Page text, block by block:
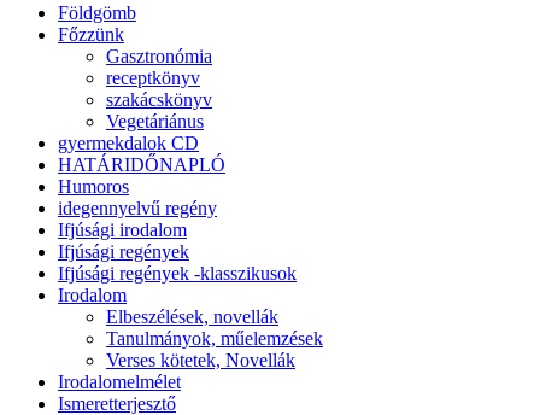
Földgömb
Főzzünk
Gasztronómia
receptkönyv
szakácskönyv
Vegetáriánus
gyermekdalok CD
HATÁRIDŐNAPLÓ
Humoros
idegennyelvű regény
Ifjúsági irodalom
Ifjúsági regények
Ifjúsági regények -klasszikusok
Irodalom
Elbeszélések, novellák
Tanulmányok, műelemzések
Verses kötetek, Novellák
Irodalomelmélet
Ismeretterjesztő